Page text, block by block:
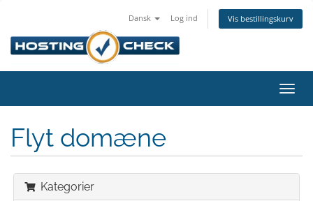
Dansk Log ind Vis bestillingskurv
Skift
Flyt domæne
Kategorier